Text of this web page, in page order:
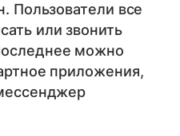
Пользователи все
или звонить
можно
приложения,